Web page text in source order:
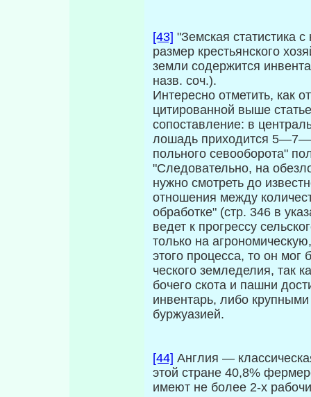
[43] "Земская статистика
размер крестьянского
земли содержится
назв. соч.).
Интересно отметить, как
цитированной выше
сопоставление: в
лошадь приходится
польного севооборота"
"Следовательно, на
нужно смотреть до
отношения между
обработке" (стр. 346 в
ведет к прогрессу
только на
этого процесса, то он мог
ческого земледелия, так
бочего скота и пашни
инвентарь, либо крупными
буржуазией.
[44] Англия —
этой стране 40,8%
имеют не более 2-х